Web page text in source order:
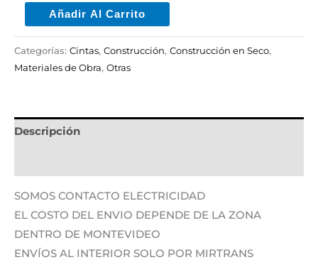
Añadir Al Carrito
Categorías: Cintas, Construcción, Construcción en Seco,
Materiales de Obra, Otras
Descripción
SOMOS CONTACTO ELECTRICIDAD
EL COSTO DEL ENVIO DEPENDE DE LA ZONA
DENTRO DE MONTEVIDEO
ENVÍOS AL INTERIOR SOLO POR MIRTRANS